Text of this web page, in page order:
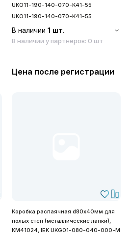
UKO11-190-140-070-K41-55
UKO11-190-140-070-K41-55
В наличии 1 шт.
В наличии у партнеров: 0 шт
Цена после регистрации
Коробка распаячная d80х40мм для
полых стен (металлические лапки),
КМ41024, IEK UKG01-080-040-000-M